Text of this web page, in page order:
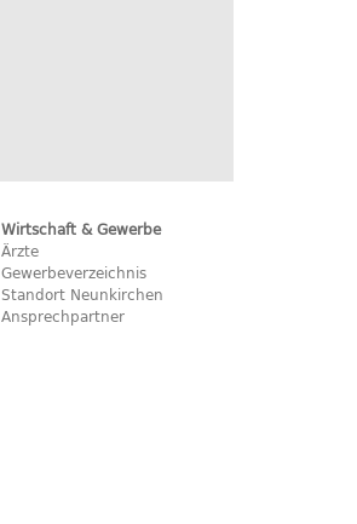
Wirtschaft & Gewerbe
Ärzte
Gewerbeverzeichnis
Standort Neunkirchen
Ansprechpartner